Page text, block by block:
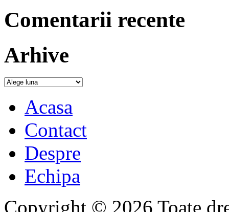
Comentarii recente
Arhive
Acasa
Contact
Despre
Echipa
Copyright © 2026 Toate